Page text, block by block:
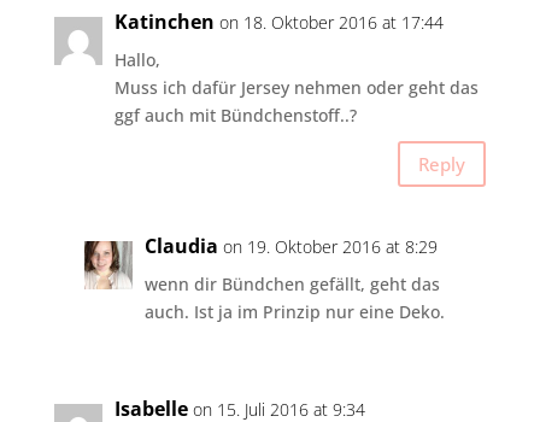
Katinchen on 18. Oktober 2016 at 17:44
Hallo,
Muss ich dafür Jersey nehmen oder geht das
ggf auch mit Bündchenstoff..?
Reply
Claudia on 19. Oktober 2016 at 8:29
wenn dir Bündchen gefällt, geht das
auch. Ist ja im Prinzip nur eine Deko.
Isabelle on 15. Juli 2016 at 9:34